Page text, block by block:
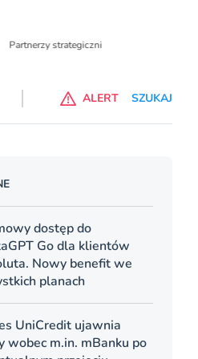
Partnerzy wspierający
będzie można korzsytać za
ALERT SZUKAJ
dostęp do
Go dla klientów
Nowy benefit we
planach
UniCredit ujawnia
wobec m.in. mBanku po